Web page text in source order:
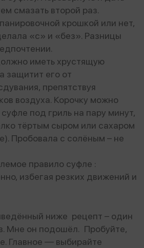
смазать второй раз.
крошкой или нет,
«с» и «без». Разницы
иметь хрустящую
защитит его от
препятствуя
воздуха. Корочку можно
под гриль на пару минут,
тёртым сыром или сахаром
Пробовала с солёным – не
правило суфле :
избегая резких движений и
ниже рецепт – один
Мне он подошёл. Пробуйте,
Главное — выбирайте